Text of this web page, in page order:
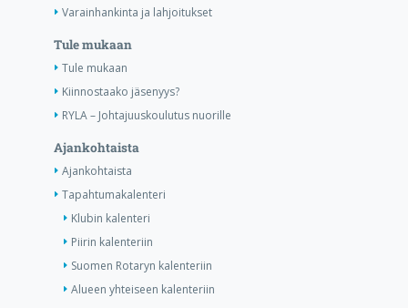
Varainhankinta ja lahjoitukset
Tule mukaan
Tule mukaan
Kiinnostaako jäsenyys?
RYLA – Johtajuuskoulutus nuorille
Ajankohtaista
Ajankohtaista
Tapahtumakalenteri
Klubin kalenteri
Piirin kalenteriin
Suomen Rotaryn kalenteriin
Alueen yhteiseen kalenteriin